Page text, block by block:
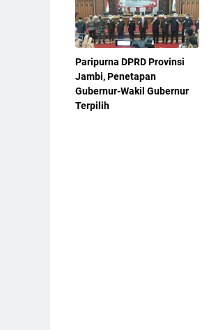
Paripurna DPRD Provinsi
Jambi, Penetapan
Gubernur-Wakil Gubernur
Terpilih